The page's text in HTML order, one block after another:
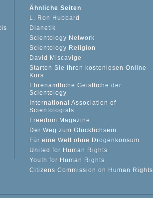
Ähnliche Seiten
L. Ron Hubbard
Dianetik
Scientology Network
Scientology Religion
David Miscavige
Starten Sie Ihren kostenlosen Online-
Kurs
Ehrenamtliche Geistliche der
Scientology
International Association of
Scientologists
Freedom Magazine
Der Weg zum Glücklichsein
Für eine Welt ohne Drogenkonsum
United for Human Rights
Youth for Human Rights
Citizens Commission on Human Rights